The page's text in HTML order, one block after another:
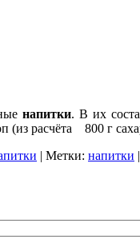
напитки. В их
(из расчёта 800 г
| Метки: напитки |